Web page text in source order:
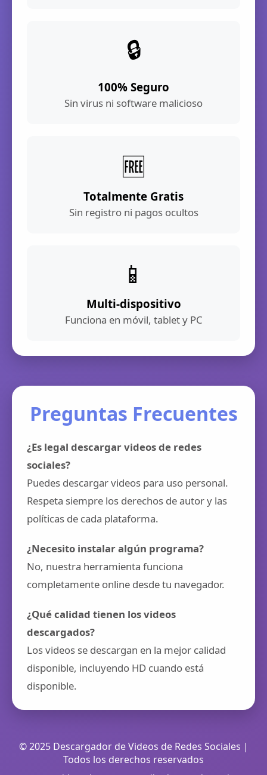
🔒
100% Seguro
Sin virus ni software malicioso
🆓
Totalmente Gratis
Sin registro ni pagos ocultos
📱
Multi-dispositivo
Funciona en móvil, tablet y PC
Preguntas Frecuentes
¿Es legal descargar videos de redes
sociales?
Puedes descargar videos para uso personal.
Respeta siempre los derechos de autor y las
políticas de cada plataforma.
¿Necesito instalar algún programa?
No, nuestra herramienta funciona
completamente online desde tu navegador.
¿Qué calidad tienen los videos
descargados?
Los videos se descargan en la mejor calidad
disponible, incluyendo HD cuando está
disponible.
© 2025 Descargador de Videos de Redes Sociales |
Todos los derechos reservados